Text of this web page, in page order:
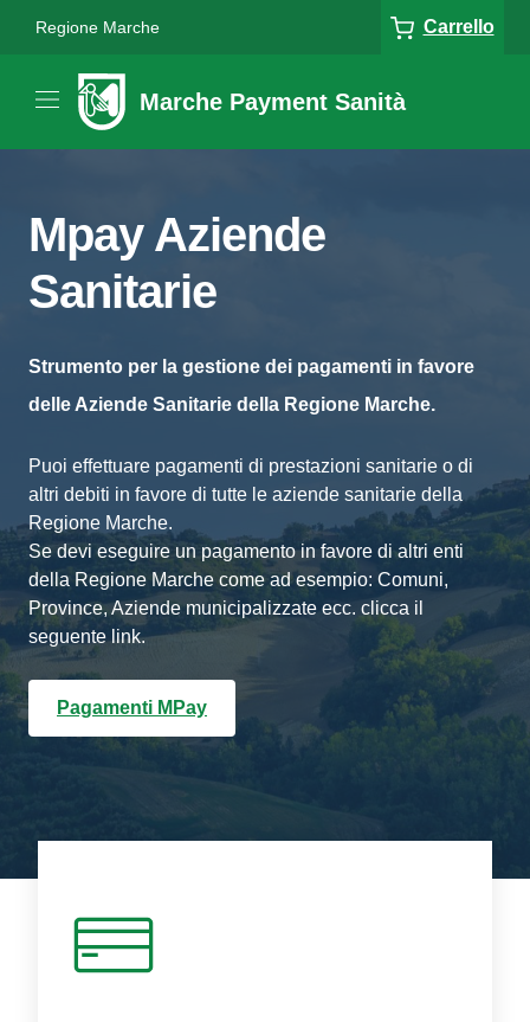
Regione Marche Carrello
Marche Payment Sanità
Mpay Aziende
Sanitarie
Strumento per la gestione dei pagamenti in favore
delle Aziende Sanitarie della Regione Marche.
Puoi effettuare pagamenti di prestazioni sanitarie o di
altri debiti in favore di tutte le aziende sanitarie della
Regione Marche.
Se devi eseguire un pagamento in favore di altri enti
della Regione Marche come ad esempio: Comuni,
Province, Aziende municipalizzate ecc. clicca il
seguente link.
Pagamenti MPay